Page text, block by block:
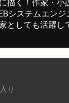
システムエン
としても活躍し
り